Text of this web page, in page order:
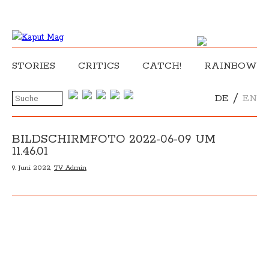
STORIES CRITICS CATCH! RAINBOW
DE / EN
BILDSCHIRMFOTO 2022-06-09 UM
11.46.01
9. Juni 2022, TV Admin